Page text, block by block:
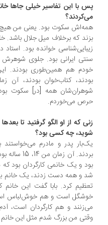
با این تفاسیر خیلی جاها خانم
سکوت بود. یعنی من هیچ‌وقت
که برخلاف میل جلال باشد. خانم
خوانده بود. استاد
ایرانی بود. جلوی شوهرش [در]
هم همین‌طوری بودند. این سه
کتاب‌خوان بودند، آن زمان
همه [در] سکوت بودند و
می‌خوردم.
که از او الگو گرفتید تا بعدها
چه کسی بود؟
پدر و مادرم می‌خواستند بروند
بردند. آن زمان من 14،
و یک خانمی کارگردان بود که من
و همه دست زدند، یک خانم بسیار
کرد. بابا گفت این خانم
است و هم خوش‌لباس است و
و هم کارگردان است، آدم
من بزرگ شدم مثل این خانم بشوم!